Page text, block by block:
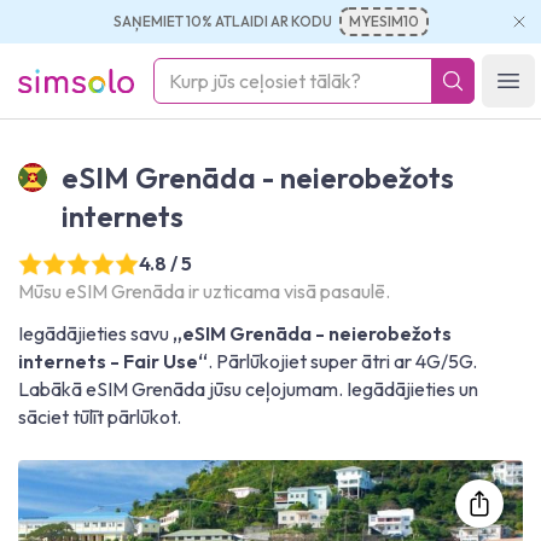
SAŅEMIET 10% ATLAIDI AR KODU MYESIM10
simsolo
eSIM Grenāda - neierobežots
internets
4.8 / 5
Mūsu eSIM Grenāda ir uzticama visā pasaulē.
Iegādājieties savu „eSIM Grenāda - neierobežots
internets - Fair Use“. Pārlūkojiet super ātri ar 4G/5G.
Labākā eSIM Grenāda jūsu ceļojumam. Iegādājieties un
sāciet tūlīt pārlūkot.